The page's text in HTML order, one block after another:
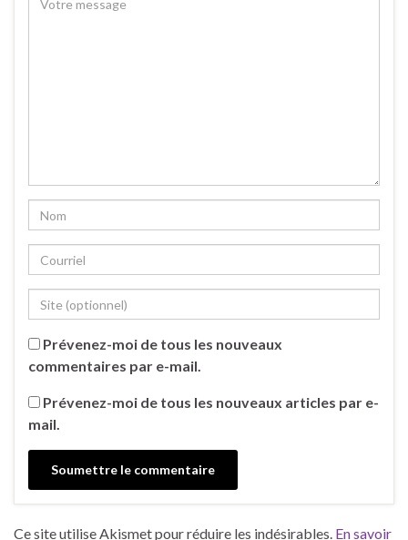
Prévenez-moi de tous les nouveaux
commentaires par e-mail.
Prévenez-moi de tous les nouveaux articles par e-
mail.
Ce site utilise Akismet pour réduire les indésirables. En savoir